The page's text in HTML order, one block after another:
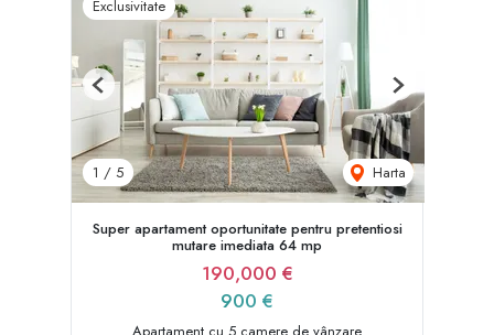
Exclusivitate
1 / 5 Harta
Previous Next
Super apartament oportunitate pentru pretentiosi
mutare imediata 64 mp
190,000 €
900 €